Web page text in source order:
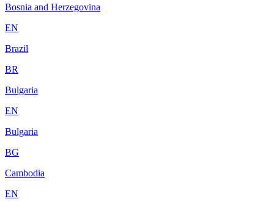
Bosnia and Herzegovina
EN
Brazil
BR
Bulgaria
EN
Bulgaria
BG
Cambodia
EN